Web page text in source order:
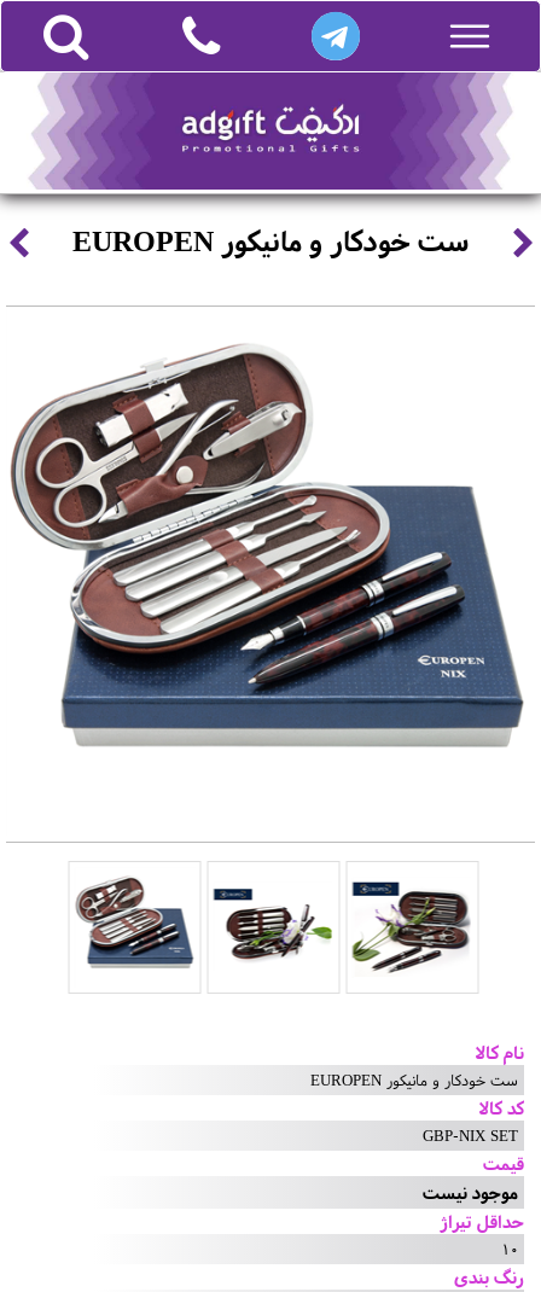
ست خودکار و مانیکور EUROPEN
نام کالا
ست خودکار و مانیکور EUROPEN
کد کالا
GBP-NIX SET
قیمت
موجود نیست
حداقل تیراژ
10
رنگ بندی